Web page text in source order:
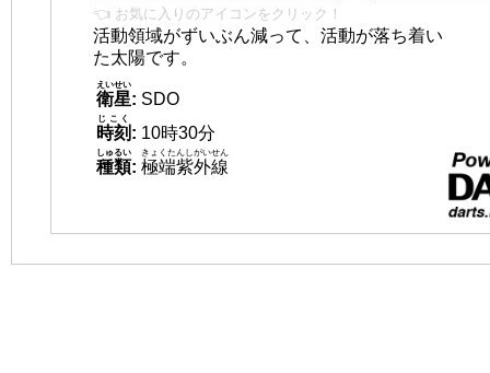
👈 お気に入りのアイコンをクリック！
活動領域がずいぶん減って、活動が落ち着い
た太陽です。
衛星
えいせい
: SDO
時刻
じこく
: 10時30分
種類
しゅるい
: 極端紫外線
きょくたんしがいせん